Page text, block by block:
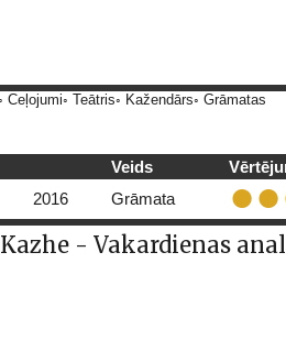
Ceļojumi Teātris Kažendārs Grāmatas
Veids
2016 Grāmata
Kazhe - Vakardienas